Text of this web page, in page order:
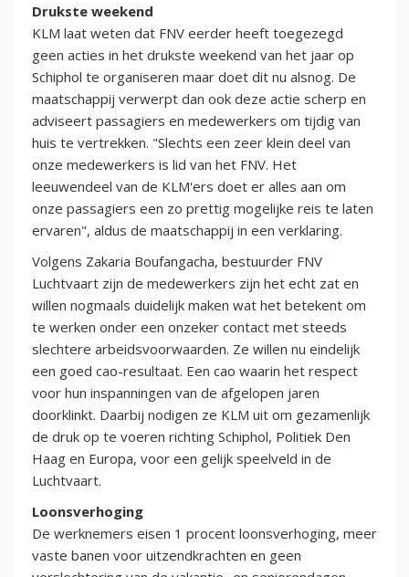
Drukste weekend
KLM laat weten dat FNV eerder heeft toegezegd
geen acties in het drukste weekend van het jaar op
Schiphol te organiseren maar doet dit nu alsnog. De
maatschappij verwerpt dan ook deze actie scherp en
adviseert passagiers en medewerkers om tijdig van
huis te vertrekken. "Slechts een zeer klein deel van
onze medewerkers is lid van het FNV. Het
leeuwendeel van de KLM'ers doet er alles aan om
onze passagiers een zo prettig mogelijke reis te laten
ervaren", aldus de maatschappij in een verklaring.
Volgens Zakaria Boufangacha, bestuurder FNV
Luchtvaart zijn de medewerkers zijn het echt zat en
willen nogmaals duidelijk maken wat het betekent om
te werken onder een onzeker contact met steeds
slechtere arbeidsvoorwaarden. Ze willen nu eindelijk
een goed cao-resultaat. Een cao waarin het respect
voor hun inspanningen van de afgelopen jaren
doorklinkt. Daarbij nodigen ze KLM uit om gezamenlijk
de druk op te voeren richting Schiphol, Politiek Den
Haag en Europa, voor een gelijk speelveld in de
Luchtvaart.
Loonsverhoging
De werknemers eisen 1 procent loonsverhoging, meer
vaste banen voor uitzendkrachten en geen